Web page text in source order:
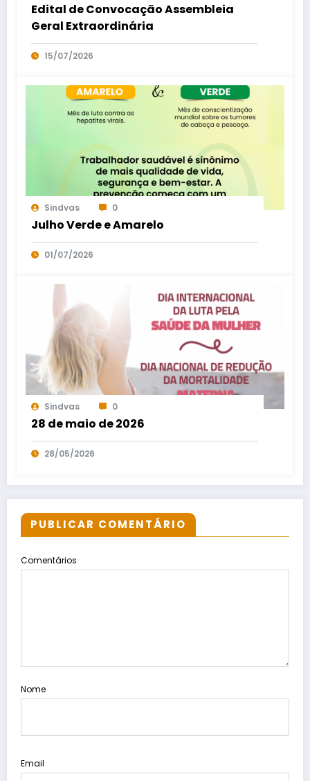
Edital de Convocação Assembleia
Geral Extraordinária
15/07/2026
Sindvas 0
Julho Verde e Amarelo
01/07/2026
Sindvas 0
28 de maio de 2026
28/05/2026
PUBLICAR COMENTÁRIO
Comentários
Nome
Email